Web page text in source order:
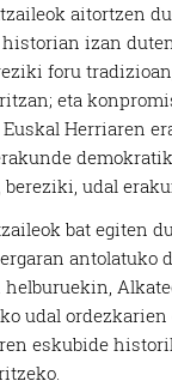
aitortzen
izan
foru
eta
Herriaren
bereziki, udal
bat egiten
antolatuko
udal
eskubide